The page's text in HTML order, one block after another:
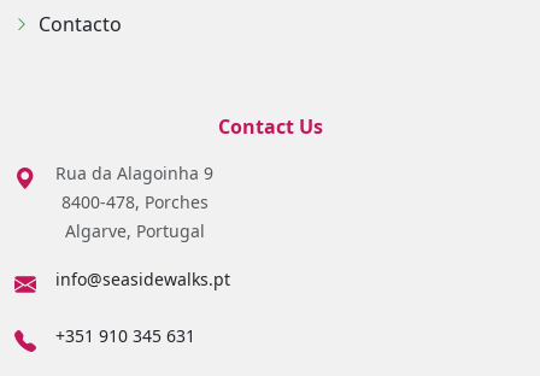
Contacto
Contact Us
Rua da Alagoinha 9
8400-478, Porches
Algarve, Portugal
info@seasidewalks.pt
+351 910 345 631